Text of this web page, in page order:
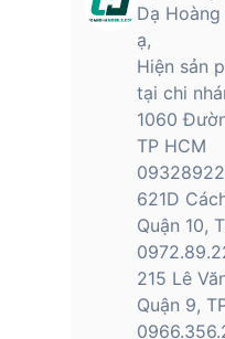
Dạ
ạ,
Hiện sản
tại chi
1060
TP HCM
621D
Quận 10,
215 Lê
Quận 9,